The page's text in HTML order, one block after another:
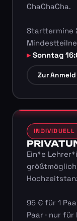
ChaChaCha.
Starttermine
Sonntag
Zur
INDIVIDUELL
Ein*e
95 € für 1
Paar · nur für